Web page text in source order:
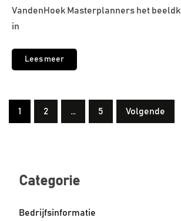
VandenHoek Masterplanners het
in
Lees meer
Berichten
1 2 … 5 Volgende
Categorie
Bedrijfsinformatie